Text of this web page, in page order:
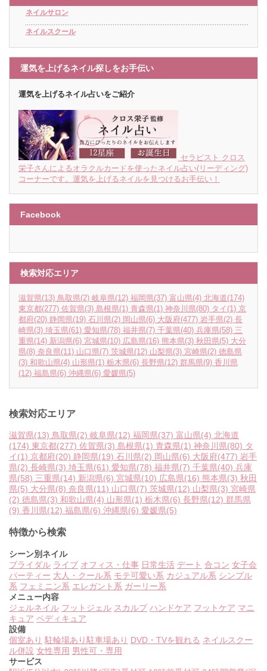
ネイルサロン
ネイルスクール
運気を上げるネイル探しをお手伝い
運気を上げるネイル占いをご紹介
セラピスト クロス
栄子さんによるオラクルカードを使ったネイル占い(リーディング)
コーナーです。運気を上げるネイルを見つけるお手伝い！
Facebook
検索対応エリア
滋賀県(13) 鳥取県(2) 岐阜県(12) 福岡県(37) 富山県(4) 北海道(174)
東京都(277) 佐賀県(3) 島根県(1) 青森県(1) 神奈川県(80) タイ (1) 京
都府(20) 静岡県(19) 石川県(2) 岡山県(6) 大阪府(477) 岩手県(2) 長
崎県(3) 埼玉県(61) 愛知県(78) 福井県(7) 千葉県(40) 兵庫県(58) 三
重県(14) 新潟県(6) 宮城県(10) 広島県(16) 熊本県(3) 秋田県(5) 大分
県(8) 奈良県(11) 山口県(7) 茨城県(12) 山梨県(3) 宮崎県(2) 徳島県
(3) 和歌山県(4) 山形県(1) 栃木県(6) 長野県(12) 群馬県(9) 香川県
(12) 福島県(6) 沖縄県(6) 愛媛県(5)
検索対応エリア
滋賀県(13) 鳥取県(2) 岐阜県(12) 福岡県(37) 富山県(4) 北海道
(174) 東京都(277) 佐賀県(3) 島根県(1) 青森県(1) 神奈川県(80) タ
イ(1) 京都府(20) 静岡県(19) 石川県(2) 岡山県(6) 大阪府(477) 岩手
県(2) 長崎県(3) 埼玉県(61) 愛知県(78) 福井県(7) 千葉県(40) 兵庫
県(58) 三重県(14) 新潟県(6) 宮城県(10) 広島県(16) 熊本県(3) 秋田
県(5) 大分県(8) 奈良県(11) 山口県(7) 茨城県(12) 山梨県(3) 宮崎県
(2) 徳島県(3) 和歌山県(4) 山形県(1) 栃木県(6) 長野県(12) 群馬県
(9) 香川県(12) 福島県(6) 沖縄県(6) 愛媛県(5)
特徴から検索
シーン別ネイル
ブライダル ライブ オフィス・仕事 日常生活 デート 合コン 女子会
パーティー 大人・クール系 モテ可愛い系 カジュアル系 シンプル
系 フェミニン系 エレガント系 ガーリー系
メニュー内容
ジェルネイル フットジェル スカルプ ハンドケア フットケア マニ
キュア ペディキュア
設備
個室あり 駐輪場あり駐車場あり DVD・TVを観れる ネイルスクー
ル併設 女性専用 男性可・専用
サービス